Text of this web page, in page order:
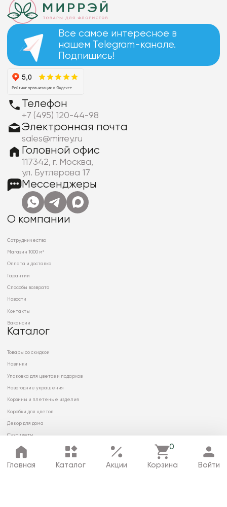
Главная Каталог Акции
0
Корзина Войти
Все самое интересное в
нашем Telegram-канале.
Подпишись!
Телефон
+7 (495) 120-44-98
Электронная почта
sales@mirrey.ru
Головной офис
117342, г. Москва,
ул. Бутлерова 17
Мессенджеры
О компании
Сотрудничество
Магазин 1000 м²
Оплата и доставка
Гарантии
Способы возврата
Новости
Контакты
Вакансии
Каталог
Товары со скидкой
Новинки
Упаковка для цветов и подарков
Новогодние украшения
Корзины и плетеные изделия
Коробки для цветов
Декор для дома
Сухоцветы
© 2026 ООО «МИРРЭЙ»